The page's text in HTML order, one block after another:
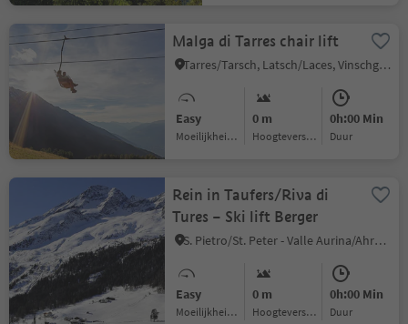
Malga di Tarres chair lift
Tarres/Tarsch, Latsch/Laces, Vinschgau/Val Venosta
Easy
Moeilijkheidsgraad
0 m
Hoogteverschil
0h:00 Min
Duur
Rein in Taufers/Riva di
Tures – Ski lift Berger
S. Pietro/St. Peter - Valle Aurina/Ahrntal, Sand in Taufers/Campo Tures, Ahrntal/Valle Aurina
Easy
Moeilijkheidsgraad
0 m
Hoogteverschil
0h:00 Min
Duur